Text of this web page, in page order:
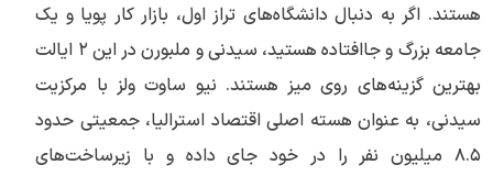
هستند. اگر به دنبال دانشگاه‌های تراز اول، بازار کار پویا و یک
جامعه بزرگ و جاافتاده هستید، سیدنی و ملبورن در این ۲ ایالت
بهترین گزینه‌های روی میز هستند. نیو ساوت ولز با مرکزیت
سیدنی، به عنوان هسته اصلی اقتصاد استرالیا، جمعیتی حدود
۸.۵ میلیون نفر را در خود جای داده و با زیرساخت‌های